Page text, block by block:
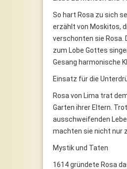
So hart Rosa zu sich
erzählt von Moskitos,
verschonten sie Rosa.
zum Lobe Gottes
Gesang harmonische
Einsatz für die
Rosa von Lima trat
Garten ihrer Eltern.
ausschweifenden
machten sie nicht nur
Mystik und Taten
1614 gründete Rosa